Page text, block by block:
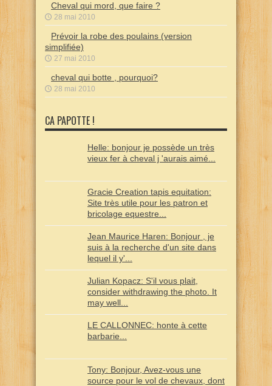
Cheval qui mord, que faire ?
28 mai 2010
Prévoir la robe des poulains (version
simplifiée)
27 mai 2010
cheval qui botte , pourquoi?
28 mai 2010
CA PAPOTTE !
Helle: bonjour je possède un très
vieux fer à cheval j 'aurais aimé...
Gracie Creation tapis equitation:
Site très utile pour les patron et
bricolage equestre...
Jean Maurice Haren: Bonjour , je
suis à la recherche d'un site dans
lequel il y'...
Julian Kopacz: S'il vous plait,
consider withdrawing the photo. It
may well...
LE CALLONNEC: honte à cette
barbarie...
Tony: Bonjour, Avez-vous une
source pour le vol de chevaux, dont